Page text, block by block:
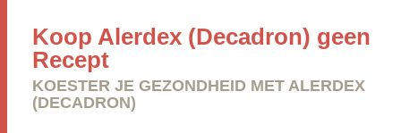
Koop Alerdex (Decadron) geen
Recept
KOESTER JE GEZONDHEID MET ALERDEX
(DECADRON)